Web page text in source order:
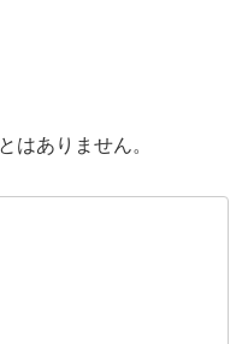
はありません。